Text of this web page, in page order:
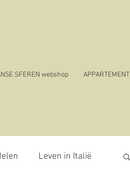
SFEREN webshop APPARTEMENT
Leven in Italië